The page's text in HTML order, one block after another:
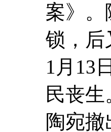
案》。
锁，后
1月13
民丧
陶宛撤